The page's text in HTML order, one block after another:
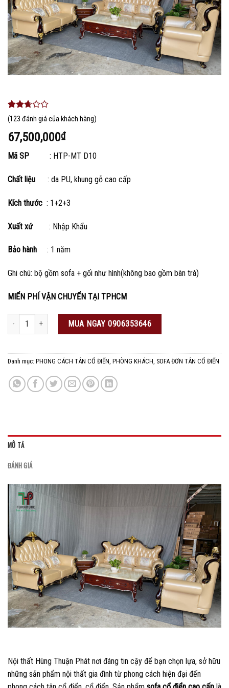
2.46
trên 5
dựa
trên
106
giá
(123 đánh giá của khách hàng)
67,500,000₫
Mã SP : HTP-MT D10
Chất liệu : da PU, khung gỗ cao cấp
Kích thước : 1+2+3
Xuất xứ : Nhập Khẩu
Bảo hành : 1 năm
Ghi chú: bộ gồm sofa + gối như hình(không bao gồm bàn trà)
MIỂN PHÍ VẬN CHUYỂN TẠI TPHCM
Ghế sofa đơn cổ điển số lượngMUA NGAY 0906353646
Danh mục: PHONG CÁCH TÂN CỔ ĐIỂN PHÒNG KHÁCH SOFA ĐƠN TÂN CỔ ĐIỂN
MÔ TẢ
ĐÁNH GIÁ
Nội thất Hùng Thuận Phát nơi đáng tin cậy để bạn chọn lựa, sở hữu
những sản phẩm nội thất gia đình từ phong cách hiện đại đến